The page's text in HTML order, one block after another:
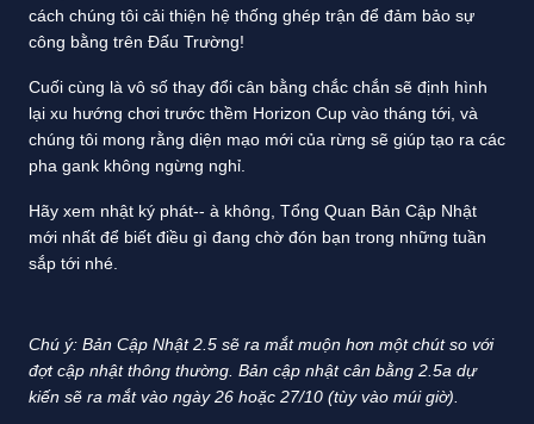
cách chúng tôi cải thiện hệ thống ghép trận để đảm bảo sự
công bằng trên Đấu Trường!
Cuối cùng là vô số thay đổi cân bằng chắc chắn sẽ định hình
lại xu hướng chơi trước thềm Horizon Cup vào tháng tới, và
chúng tôi mong rằng diện mạo mới của rừng sẽ giúp tạo ra các
pha gank không ngừng nghỉ.
Hãy xem nhật ký phát-- à không, Tổng Quan Bản Cập Nhật
mới nhất để biết điều gì đang chờ đón bạn trong những tuần
sắp tới nhé.
Chú ý: Bản Cập Nhật 2.5 sẽ ra mắt muộn hơn một chút so với
đợt cập nhật thông thường. Bản cập nhật cân bằng 2.5a dự
kiến sẽ ra mắt vào ngày 26 hoặc 27/10 (tùy vào múi giờ).